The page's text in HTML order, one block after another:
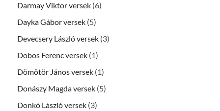
Darmay Viktor versek (6)
Dayka Gábor versek (5)
Devecsery László versek (3)
Dobos Ferenc versek (1)
Dömötör János versek (1)
Donászy Magda versek (5)
Donkó László versek (3)